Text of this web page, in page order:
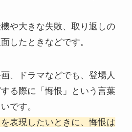
や大きな失敗、取り返しの
したときなどです。
、ドラマなどでも、登場人
る際に「悔恨」という言葉
です。
表現したいときに、悔恨は